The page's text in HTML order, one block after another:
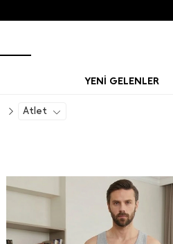
YENİ GELENLER
Atlet